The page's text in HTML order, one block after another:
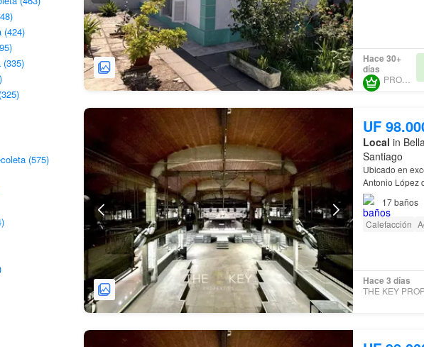
(424)
(335)
(575)
Hace 30+
días
PROURBE
UF
Local in
Santiago
Ubicado en
Antonio López
17baños
Calefacción
Hace 3 días